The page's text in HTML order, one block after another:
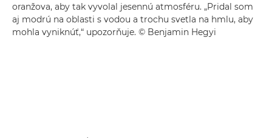
oranžova, aby tak vyvolal jesennú atmosféru. „Pridal som
aj modrú na oblasti s vodou a trochu svetla na hmlu, aby
mohla vyniknúť,“ upozorňuje. © Benjamin Hegyi